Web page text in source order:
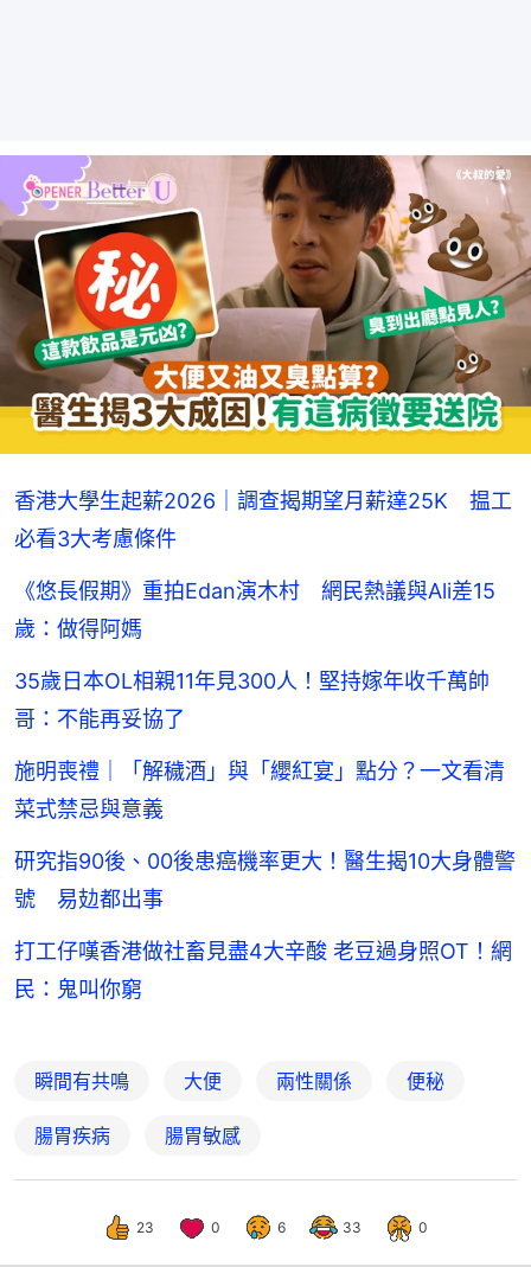
香港大學生起薪2026｜調查揭期望月薪達25K 揾工
必看3大考慮條件
《悠長假期》重拍Edan演木村 網民熱議與Ali差15
歲：做得阿媽
35歲日本OL相親11年見300人！堅持嫁年收千萬帥
哥：不能再妥協了
施明喪禮｜「解穢酒」與「纓紅宴」點分？一文看清
菜式禁忌與意義
研究指90後、00後患癌機率更大！醫生揭10大身體警
號 易攰都出事
打工仔嘆香港做社畜見盡4大辛酸 老豆過身照OT！網
民：鬼叫你窮
瞬間有共鳴 大便 兩性關係 便秘
腸胃疾病 腸胃敏感
23 0 6 33 0